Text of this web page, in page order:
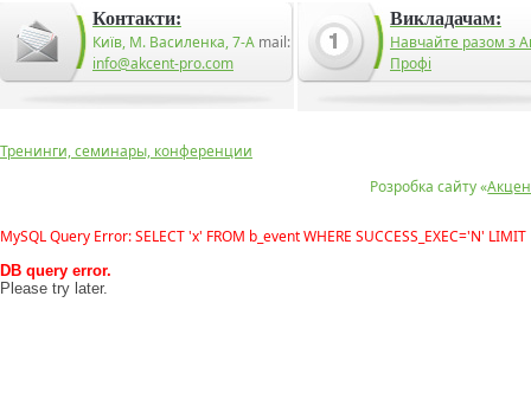
Контакти:
Київ, М. Василенка, 7-А mail:
info@akcent-pro.com
Викладачам:
Навчайте разом з
Профі
Розробка сайту «
Тренинги, семинары, конференции
MySQL Query Error: SELECT 'x' FROM b_event WHERE SUCCESS_EXEC='N' LIMIT
DB query error.
Please try later.